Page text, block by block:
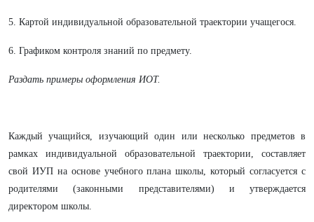
5. Картой индивидуальной образовательной траектории учащегося.
6. Графиком контроля знаний по предмету.
Раздать примеры оформления ИОТ.
Каждый учащийся, изучающий один или несколько предметов в
рамках индивидуальной образовательной траектории, составляет
свой ИУП на основе учебного плана школы, который согласуется с
родителями (законными представителями) и утверждается
директором школы.